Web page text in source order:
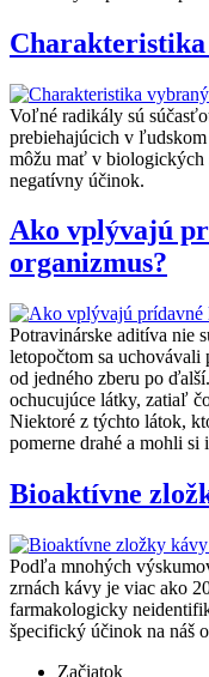
Voľné radikály sú
prebiehajúcich v
môžu mať v biologických
negatívny účinok.
Ako vplývajú
organizmus?
Potravinárske aditíva nie
letopočtom sa
od jedného zberu po
ochucujúce látky, zatiaľ
Niektoré z týchto látok,
pomerne drahé a mohli
Bioaktívne
Podľa mnohých
zrnách kávy je viac ako
farmakologicky
špecifický účinok na náš
Začiatok